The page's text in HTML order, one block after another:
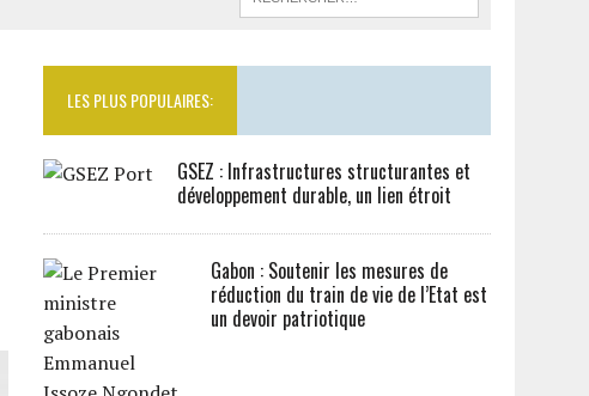
LES PLUS POPULAIRES:
GSEZ : Infrastructures structurantes et
développement durable, un lien étroit
Gabon : Soutenir les mesures de
réduction du train de vie de l’Etat est
un devoir patriotique